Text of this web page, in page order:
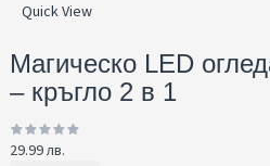
Quick View
Магическо LED
– кръгло 2 в 1
29.99 лв.